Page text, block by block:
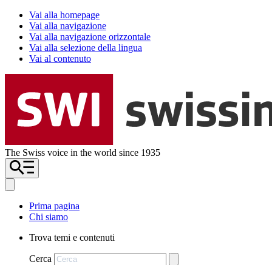
Vai alla homepage
Vai alla navigazione
Vai alla navigazione orizzontale
Vai alla selezione della lingua
Vai al contenuto
The Swiss voice in the world since 1935
Prima pagina
Chi siamo
Trova temi e contenuti
Cerca